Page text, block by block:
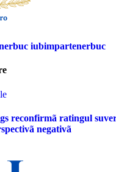
iubimpartenerbuc
reconfirmã ratingul
negativã